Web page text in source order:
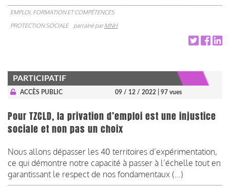
EMPLOI, FORMATION ET COMPÉTENCES
PROTECTION SOCIALE
parrainé parMNH
PARTICIPATIF
ACCÈS PUBLIC 09 / 12 / 2022 | 97 vues
Pour TZCLD, la privation d’emploi est une injustice
sociale et non pas un choix
Nous allons dépasser les 40 territoires d’expérimentation,
ce qui démontre notre capacité à passer à l’échelle tout en
garantissant le respect de nos fondamentaux (...)